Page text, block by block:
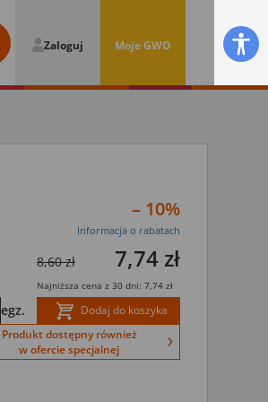
Zaloguj Moje GWO
egz.
– 10%
Informacja o rabatach
8,60 zł 7,74 zł
Najniższa cena z 30 dni: 7,74 zł
Dodaj do koszyka
Produkt dostępny również
w ofercie specjalnej